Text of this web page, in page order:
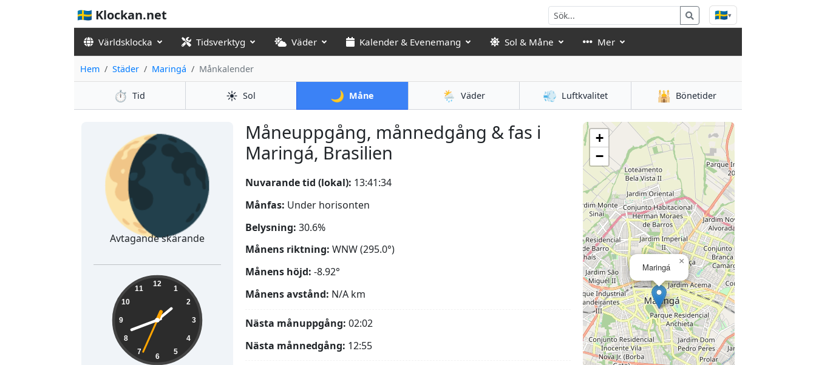
🇸🇪 Klockan.net 🇸🇪▾
Världsklocka Tidsverktyg Väder Kalender & Evenemang Sol & Måne Mer
Hem Städer Maringá Månkalender
⏱️ Tid ☀️ Sol 🌙 Måne 🌦️ Väder 💨 Luftkvalitet 🕌 Bönetider
Måneuppgång, månnedgång & fas i
Maringá, Brasilien
🌘
Avtagande skärande
13:41:35 12
1
2
3
4
5
6
7
8
9
10
11
Nuvarande tid (lokal): 13:41:35
Månfas: Under horisonten
Belysning: 30.6%
Månens riktning: WNW (295.0°)
Månens höjd: -8.92°
Månens avstånd: N/A km
Nästa månuppgång: 02:02
Nästa månnedgång: 12:55
Maringá
×
+
−